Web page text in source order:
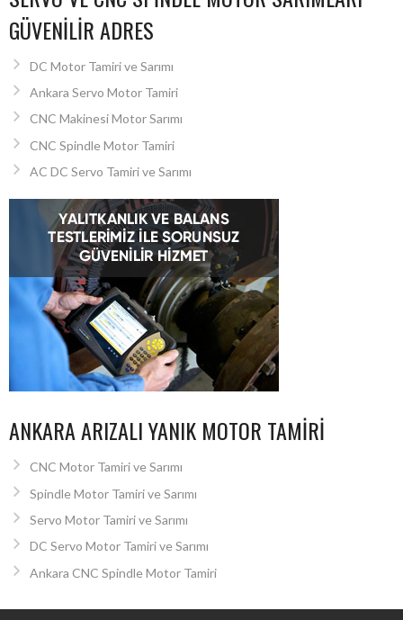
GÜVENILIR ADRES
DC Motor Tamiri ve Sarımı
Ankara Servo Motor Tamiri
CNC Makinesi Motor Sarımı
CNC Spindle Motor Tamiri
AC DC Servo Tamiri ve Sarımı
ANKARA ARIZALI YANIK MOTOR TAMIRI
CNC Motor Tamiri ve Sarımı
Spindle Motor Tamiri ve Sarımı
Servo Motor Tamiri ve Sarımı
DC Servo Motor Tamiri ve Sarımı
Ankara CNC Spindle Motor Tamiri